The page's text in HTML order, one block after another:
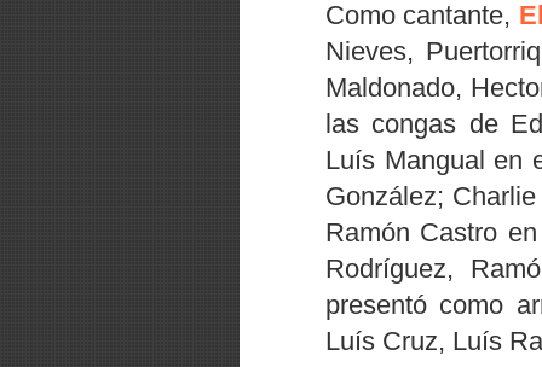
Como cantante,
Nieves,
Maldonado,
las congas de
Luís Mangual en
González;
Ramón Castro
Rodríguez,
presentó como
Luís Cruz, Luís